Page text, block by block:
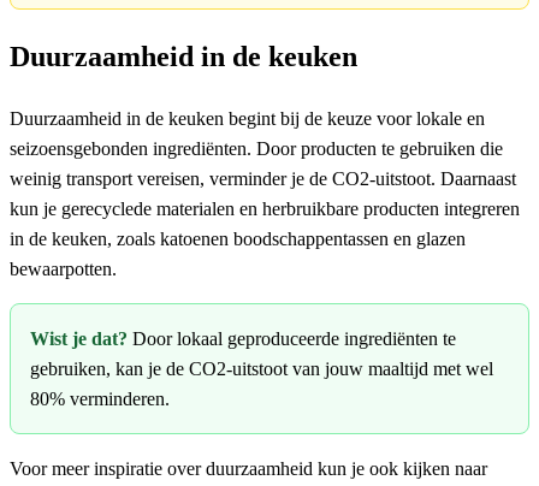
Duurzaamheid in de keuken
Duurzaamheid in de keuken begint bij de keuze voor lokale en
seizoensgebonden ingrediënten. Door producten te gebruiken die
weinig transport vereisen, verminder je de CO2-uitstoot. Daarnaast
kun je gerecyclede materialen en herbruikbare producten integreren
in de keuken, zoals katoenen boodschappentassen en glazen
bewaarpotten.
Wist je dat? Door lokaal geproduceerde ingrediënten te
gebruiken, kan je de CO2-uitstoot van jouw maaltijd met wel
80% verminderen.
Voor meer inspiratie over duurzaamheid kun je ook kijken naar